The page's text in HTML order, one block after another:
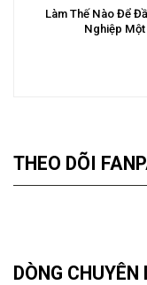
Làm Thế Nào Để
Nghiệp Một
THEO DÕI
DÒNG CHUYÊN